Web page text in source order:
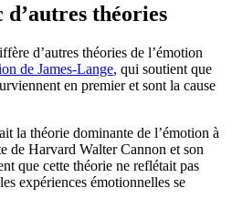
d’autres théories
d’autres théories de l’émotion
de James-Lange, qui soutient que
en premier et sont la cause
la théorie dominante de l’émotion à
de Harvard Walter Cannon et son
que cette théorie ne reflétait pas
expériences émotionnelles se